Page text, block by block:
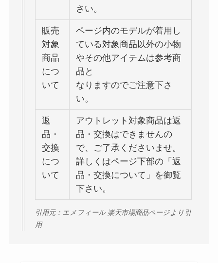
さい。
販売
対象
商品
につ
いて
ページ内のモデルが着用し
ている対象商品以外の小物
やその他アイテムは参考商
品と
なりますのでご注意下さ
い。
返
品・
交換
につ
いて
アウトレット対象商品は返
品・交換はできませんの
で、ご了承くださいませ。
詳しくはページ下部の「返
品・交換について」を御覧
下さい。
引用元：エメフィール 楽天市場商品ページより引
用